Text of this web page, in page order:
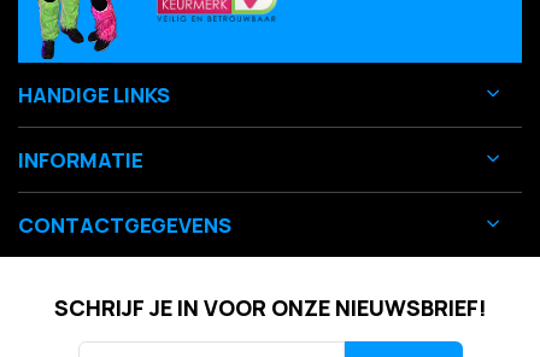
HANDIGE LINKS
INFORMATIE
CONTACTGEGEVENS
SCHRIJF JE IN VOOR ONZE NIEUWSBRIEF!